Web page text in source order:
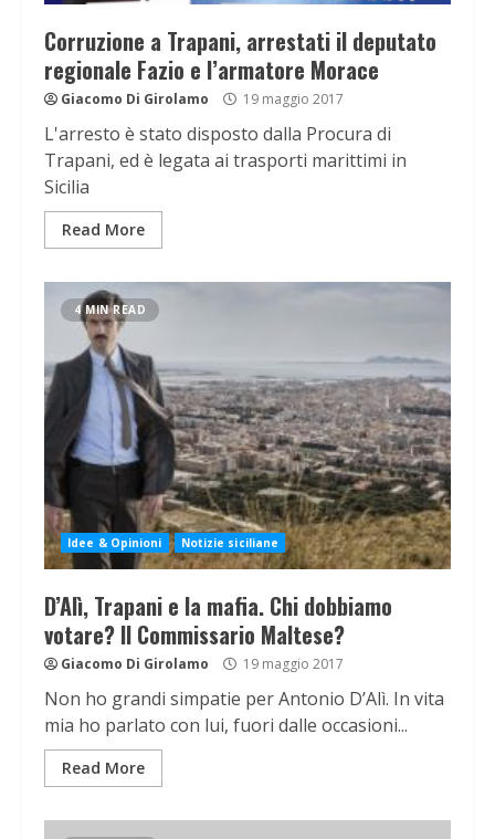
Corruzione a Trapani, arrestati il deputato
regionale Fazio e l’armatore Morace
Giacomo Di Girolamo 19 maggio 2017
L'arresto è stato disposto dalla Procura di
Trapani, ed è legata ai trasporti marittimi in
Sicilia
Read More
4 MIN READ
Idee & Opinioni Notizie siciliane
D’Alì, Trapani e la mafia. Chi dobbiamo
votare? Il Commissario Maltese?
Giacomo Di Girolamo 19 maggio 2017
Non ho grandi simpatie per Antonio D’Alì. In vita
mia ho parlato con lui, fuori dalle occasioni...
Read More